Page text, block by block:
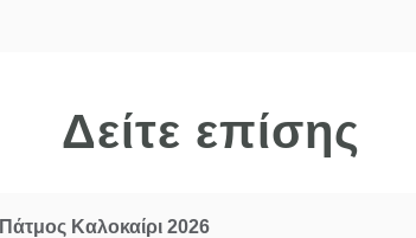
Δείτε επίσης
Πάτμος Καλοκαίρι 2026